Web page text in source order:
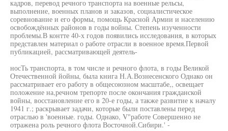
кадров, перевод речного транспорта на военные рельсы,
выполнение, военных планов и заказов, социалистическое
соревнование и его формы, помощь Красной Армии и населению
освобождённых районов в годы войны. Степень изученности
проблемы.В контте 40-х годов появились исследования, в которых
представлен материал о работе отрасли в военное время.Первой
публикацией, рассматривающей деятель-
носТь транспорта, в том числе и речного флота, в годы Великой
Отечественной йойны, была книга Н.А.Вознесенского Однако он
рассматривает его работу в общесоюзном масштабе,, освещает
положение на,речном трепорте после окончания гражданской
войны, восстановление его в 20-е годы, а также развитие к началу
1941 г.; раскрывает задачи, которые были поставлены перед
отраслью в 'военные. годы. Однако, V"работе Совершенно не
отражена роль речного флота Восточной.Сибири.' -